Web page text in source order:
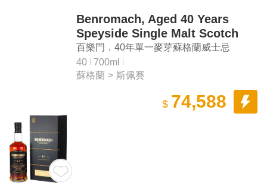
Benromach, Aged 40 Years
Speyside Single Malt Scotch
Whisky (2022 Release Batch 2)
百樂門．40年單一麥芽蘇格蘭威士忌
（2022年 第二批次）
40
700ml
蘇格蘭 > 斯佩賽
$ 74,588